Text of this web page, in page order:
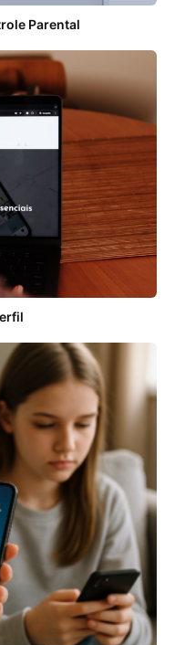
Parental